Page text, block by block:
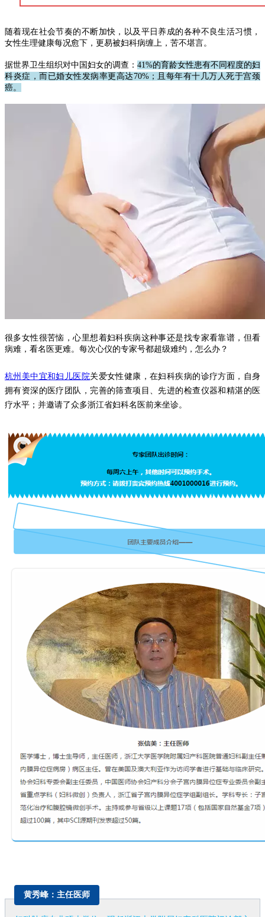
随着现在社会节奏的不断加快，以及平日养成的各种不良生活习惯，
女性生理健康每况愈下，更易被妇科病缠上，苦不堪言。
据世界卫生组织对中国妇女的调查： 41%的育龄女性患有不同程度的妇
科炎症，而已婚女性发病率更高达70%；且每年有十几万人死于宫颈
癌。
很多女性很苦恼，心里想着妇科疾病这种事还是找专家看靠谱，但看
病难，看名医更难。每次心仪的专家号都超级难约，怎么办？
杭州美中宜和妇儿医院关爱女性健康，在妇科疾病的诊疗方面，自身
拥有资深的医疗团队，完善的筛查项目、先进的检查仪器和精湛的医
疗水平；并邀请了众多浙江省妇科名医前来坐诊。
黄秀峰：主任医师